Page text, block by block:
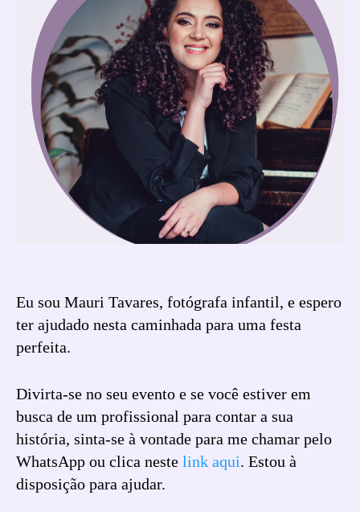
Eu sou Mauri Tavares, fotógrafa infantil, e espero
ter ajudado nesta caminhada para uma festa
perfeita.
Divirta-se no seu evento e se você estiver em
busca de um profissional para contar a sua
história, sinta-se à vontade para me chamar pelo
WhatsApp ou clica neste link aqui. Estou à
disposição para ajudar.